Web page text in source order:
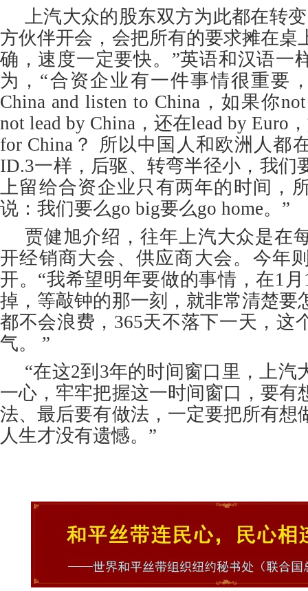
上汽大众的股东双方为此都在转
方伙伴开会，会把所有的要求摊在桌
确，速度一定要快。”英语和汉语一
为，“合资企业有一件事情很重要
China and listen to China，如果你
not lead by China，还在lead by Euro
for China？ 所以中国人和欧洲人都
ID.3一样，后驱、转弯半径小，我们
上留给合资企业只有两年的时间，
说：我们要么go big要么go home。”
贾健旭介绍，往年上汽大众是在
开经销商大会、供应商大会。今年
开。“我希望明年要做的事情，在1
掉，等敲钟的那一刻，就非常清楚要
都不会浪费，365天不落下一天，这
气。 ”
“在这2到3年的时间窗口里，上汽
一心，牢牢把握这一时间窗口，要有
法、最后要有做法，一定要把所有想
人生才没有遗憾。”